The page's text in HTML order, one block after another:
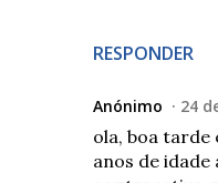
RESPONDER
Anónimo 24
ola, boa tarde
anos de